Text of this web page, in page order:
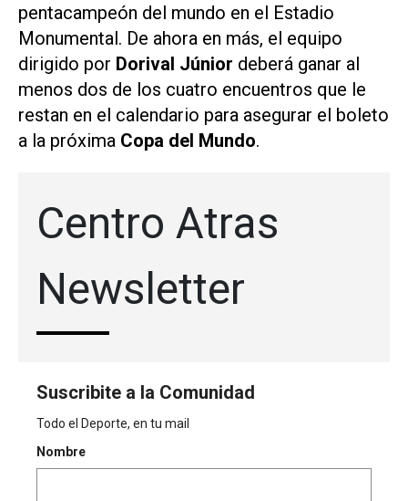
pentacampeón del mundo en el Estadio
Monumental. De ahora en más, el equipo
dirigido por Dorival Júnior deberá ganar al
menos dos de los cuatro encuentros que le
restan en el calendario para asegurar el boleto
a la próxima Copa del Mundo.